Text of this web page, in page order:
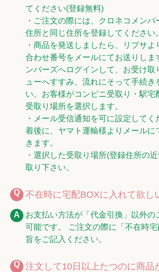
てください(登録無料)
・ご注文の際には、クロネコメン
住所と同じ住所を登録してください。
・商品を発送しましたら、リプサよ
合わせ番号をメールにてお送りしま
ンバーズへログインして、お受け取
ューへすすみ、流れにそって手続き
い。お客様がコンビニ受取り・駅宅
受取り場所を選択します。
・メール受信通知を可に設定してく
着後に、ヤマト運輸様よりメールに
きます。
・選択した受取り場所(登録住所の
取り下さい。
不在時に宅配BOXに入れて欲し
お支払い方法が「代金引換」以外の
可能です。 ご注文の際に「不在時
旨をご記入ください。
注文して10日以上たつのに商品